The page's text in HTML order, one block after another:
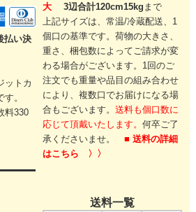
払い決
ットカ
。
料330
大
3辺合計120cm15kg まで
上記サイズは、常温/冷蔵配送、1
個口の基準です。荷物の大きさ、
重さ、梱包数によってご請求が変
わる場合がございます。 1回のご
注文でも重量や品目の組み合わせ
により、複数口でお届けになる場
合もございます。送料も個口数に
応じて頂戴いたします。何卒ご了
承くださいませ。■ 送料の詳細
はこちら 〉〉
送料一覧